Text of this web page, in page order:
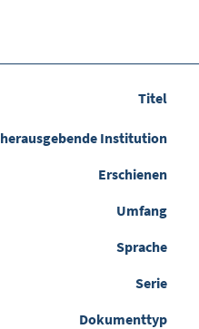
Titel
herausgebende Institution
Erschienen
Umfang
Sprache
Serie
Dokumenttyp